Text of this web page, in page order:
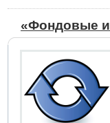
«Фондовые